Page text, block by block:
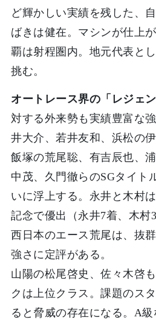
ど輝かしい実績を残した、
ばきは健在。マシンが仕上
覇は射程圏内。地元代表と
挑む。
オートレース界の「レジェ
対する外来勢も実績豊富な
井大介、若井友和、浜松の
飯塚の荒尾聡、有吉辰也、
中茂、久門徹らのSGタイト
いに浮上する。永井と木村
記念で優出（永井7着、木村3
西日本のエース荒尾は、抜
強さに定評がある。
山陽の松尾啓史、佐々木啓
クは上位クラス。課題のス
ると脅威の存在になる。A